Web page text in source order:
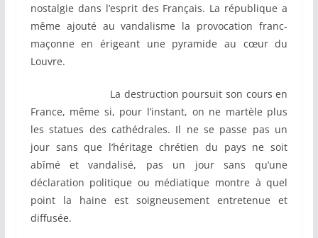
nostalgie dans l’esprit des Français. La république a
même ajouté au vandalisme la provocation franc-
maçonne en érigeant une pyramide au cœur du
Louvre.
La destruction poursuit son cours en
France, même si, pour l’instant, on ne martèle plus
les statues des cathédrales. Il ne se passe pas un
jour sans que l’héritage chrétien du pays ne soit
abîmé et vandalisé, pas un jour sans qu’une
déclaration politique ou médiatique montre à quel
point la haine est soigneusement entretenue et
diffusée.